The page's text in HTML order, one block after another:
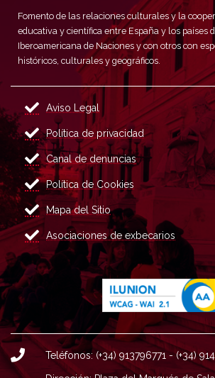
Fomento de las relaciones culturales y la
educativa y científica entre España y los países
Iberoamericana de Naciones y con otros con
históricos, culturales y geográficos.
Aviso Legal
Política de privacidad
Canal de denuncias
Política de Cookies
Mapa del Sitio
Asociaciones de exbecarios
Teléfonos: (+34) 913796771 - (+34)